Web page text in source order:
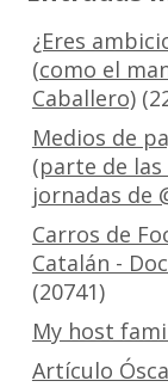
¿Eres
(como el
Caballero)
Medios de
(parte de las
jornadas de
Carros de
Catalán -
(20741)
My host
Artículo